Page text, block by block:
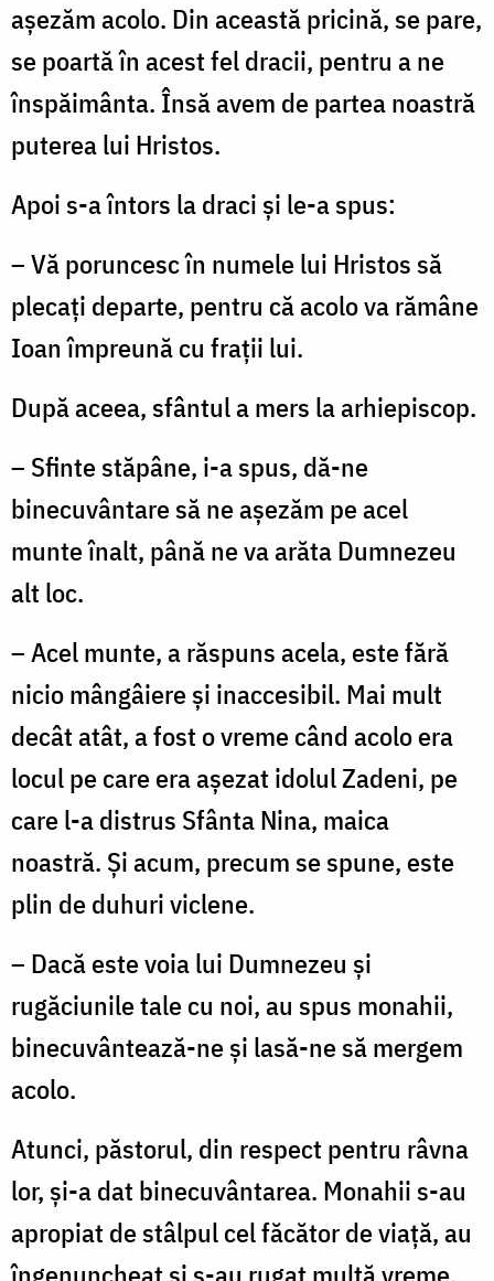
așezăm acolo. Din această pricină, se pare,
se poartă în acest fel dracii, pentru a ne
înspăimânta. Însă avem de partea noastră
puterea lui Hristos.
Apoi s-a întors la draci și le-a spus:
– Vă poruncesc în numele lui Hristos să
plecați departe, pentru că acolo va rămâne
Ioan împreună cu frații lui.
După aceea, sfântul a mers la arhiepiscop.
– Sfinte stăpâne, i-a spus, dă-ne
binecuvântare să ne așezăm pe acel
munte înalt, până ne va arăta Dumnezeu
alt loc.
– Acel munte, a răspuns acela, este fără
nicio mângâiere și inaccesibil. Mai mult
decât atât, a fost o vreme când acolo era
locul pe care era așezat idolul Zadeni, pe
care l-a distrus Sfânta Nina, maica
noastră. Și acum, precum se spune, este
plin de duhuri viclene.
– Dacă este voia lui Dumnezeu și
rugăciunile tale cu noi, au spus monahii,
binecuvântează-ne și lasă-ne să mergem
acolo.
Atunci, păstorul, din respect pentru râvna
lor, și-a dat binecuvântarea. Monahii s-au
apropiat de stâlpul cel făcător de viață, au